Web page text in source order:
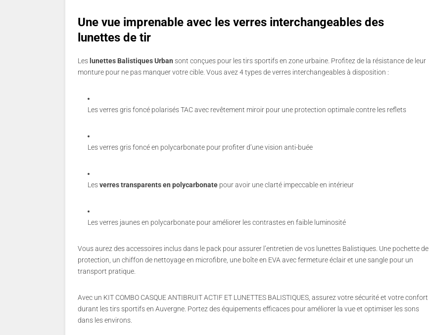
Une vue imprenable avec les verres interchangeables des
lunettes de tir
Les lunettes Balistiques Urban sont conçues pour les tirs sportifs en zone urbaine. Profitez de la résistance de leur
monture pour ne pas manquer votre cible. Vous avez 4 types de verres interchangeables à disposition :
Les verres gris foncé polarisés TAC avec revêtement miroir pour une protection optimale contre les reflets
Les verres gris foncé en polycarbonate pour profiter d’une vision anti-buée
Lesverres transparents en polycarbonate pour avoir une clarté impeccable en intérieur
Les verres jaunes en polycarbonate pour améliorer les contrastes en faible luminosité
Vous aurez des accessoires inclus dans le pack pour assurer l’entretien de vos lunettes Balistiques. Une pochette de
protection, un chiffon de nettoyage en microfibre, une boîte en EVA avec fermeture éclair et une sangle pour un
transport pratique.
Avec un KIT COMBO CASQUE ANTIBRUIT ACTIF ET LUNETTES BALISTIQUES, assurez votre sécurité et votre confort
durant les tirs sportifs en Auvergne. Portez des équipements efficaces pour améliorer la vue et optimiser les sons
dans les environs.